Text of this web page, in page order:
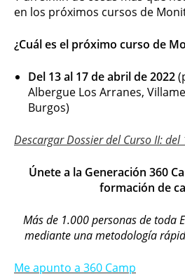
en los próximos cursos de
¿Cuál es el próximo curso de
Del 13 al 17 de abril de 2022
Albergue Los Arranes,
Burgos)
Descargar Dossier del Curso II:
Únete a la Generación 360
formación de
Más de 1.000 personas de toda
mediante una metodología
Me apunto a 360 Camp